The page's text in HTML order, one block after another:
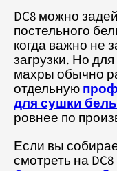
DC8 можно
постельного
когда важно не
загрузки. Но
махры обычно
отдельную
для сушки
ровнее по
Если вы
смотреть на